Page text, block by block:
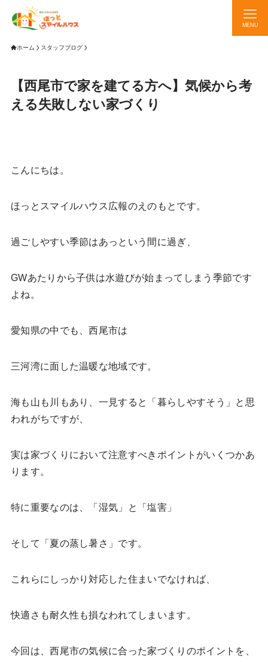
MENU
ホーム スタッフブログ
【西尾市で家を建てる方へ】気候から考
える失敗しない家づくり
こんにちは。
ほっとスマイルハウス広報のえのもとです。
過ごしやすい季節はあっという間に過ぎ、
GWあたりから子供は水遊びが始まってしまう季節です
よね。
愛知県の中でも、西尾市は
三河湾に面した温暖な地域です。
海も山も川もあり、一見すると「暮らしやすそう」と思
われがちですが、
実は家づくりにおいて注意すべきポイントがいくつかあ
ります。
特に重要なのは、「湿気」と「塩害」
そして「夏の蒸し暑さ」です。
これらにしっかり対応した住まいでなければ、
快適さも耐久性も損なわれてしまいます。
今回は、西尾市の気候に合った家づくりのポイントを、